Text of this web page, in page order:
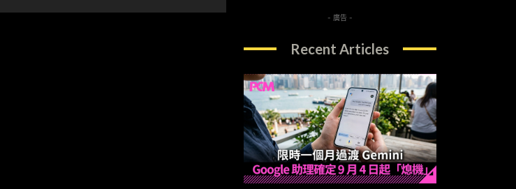
- 廣告 -
Recent Articles